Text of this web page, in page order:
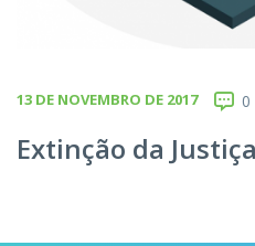
13 DE NOVEMBRO DE 2017 0
Extinção da